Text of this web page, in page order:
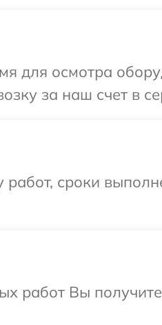
для осмотра
за наш счет в
сроки
работ Вы